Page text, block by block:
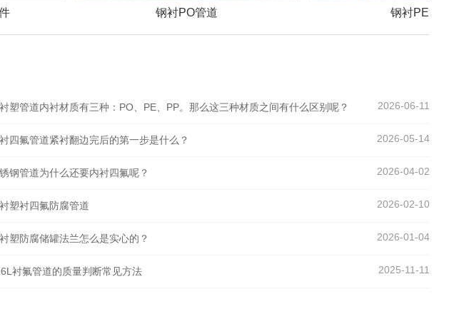
2026-06-11
塑管道内衬材质有三种：PO、PE、PP。那么这三种材质之间有什么区别呢？
2026-05-14
四氟管道紧衬翻边完后的第一步是什么？
2026-04-02
钢管道为什么还要内衬四氟呢？
2026-02-10
塑衬四氟防腐管道
2026-01-04
塑防腐储罐法兰怎么是实心的？
2025-11-11
衬氟管道的质量判断常见方法